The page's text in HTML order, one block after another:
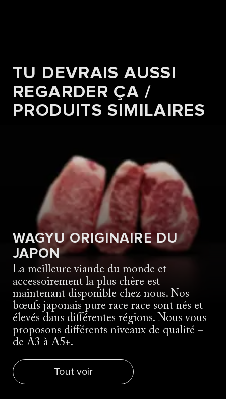
TU DEVRAIS AUSSI
REGARDER ÇA /
PRODUITS SIMILAIRES
WAGYU ORIGINAIRE DU
JAPON
La meilleure viande du monde et
accessoirement la plus chère est
maintenant disponible chez nous. Nos
bœufs japonais pure race race sont nés et
élevés dans différentes régions. Nous vous
proposons différents niveaux de qualité –
de A3 à A5+.
Tout voir